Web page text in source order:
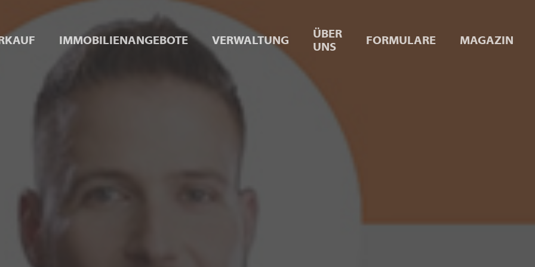
IMMOBILIENANGEBOTE VERWALTUNG
ÜBER
UNS
FORMULARE MAGAZIN